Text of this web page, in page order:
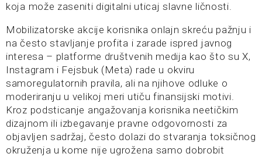
koja može zaseniti digitalni uticaj slavne ličnosti.
Mobilizatorske akcije korisnika onlajn skreću pažnju i
na često stavljanje profita i zarade ispred javnog
interesa – platforme društvenih medija kao što su X,
Instagram i Fejsbuk (Meta) rade u okviru
samoregulatornih pravila, ali na njihove odluke o
moderiranju u velikoj meri utiču finansijski motivi.
Kroz podsticanje angažovanja korisnika neetičkim
dizajnom ili izbegavanje pravne odgovornosti za
objavljen sadržaj, često dolazi do stvaranja toksičnog
okruženja u kome nije ugrožena samo dobrobit